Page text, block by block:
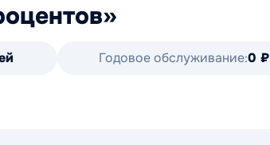
Годовое обслуживание:0 ₽